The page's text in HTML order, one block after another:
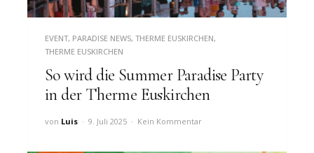
EVENT, PARADISE NEWS, THERME EUSKIRCHEN,
THERME EUSKIRCHEN
So wird die Summer Paradise Party
in der Therme Euskirchen
von Luis 9. Juli 2025 Kein Kommentar